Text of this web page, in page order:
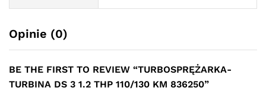
Opinie (0)
BE THE FIRST TO REVIEW “TURBOSPRĘŻARKA-
TURBINA DS 3 1.2 THP 110/130 KM 836250”